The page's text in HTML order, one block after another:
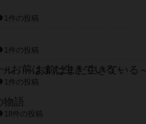
1件の投稿
1件の投稿
ル ～お前はまだ生きている～
1件の投稿
物語
18件の投稿